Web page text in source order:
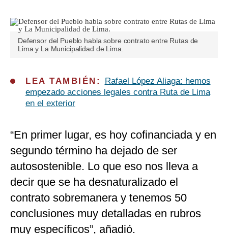
Defensor del Pueblo habla sobre contrato entre Rutas de
Lima y La Municipalidad de Lima.
LEA TAMBIÉN:
Rafael López Aliaga: hemos
empezado acciones legales contra Ruta de Lima
en el exterior
“En primer lugar, es hoy cofinanciada y en
segundo término ha dejado de ser
autosostenible. Lo que eso nos lleva a
decir que se ha desnaturalizado el
contrato sobremanera y tenemos 50
conclusiones muy detalladas en rubros
muy específicos”, añadió.